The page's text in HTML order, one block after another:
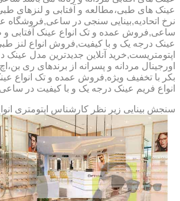
عینک های طبی،مطالعه و آفتابی و لنزهای
نرخ اتحادیه,بینایی سنجی در ساعی,فروشگاه
ساعی,فروش عمده و تک انواع عینک آفتابی و
عینک درجه یک و با کیفیت,فروش انواع لنز
اپتومتریست,خرید آنلاین جدیدترین مدل
اورجینال مردانه و پسرانه از برندهای ری
بکر با تخفیف ویژه,فروش عمده و تک انواع
انواع فریم عینک درجه یک و با کیفیت در
سنجش بینایی زیر نظر کارشناس اپتومتری